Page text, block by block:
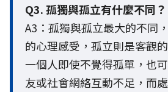
Q3. 孤獨與孤立有什麼不同？
A3：孤獨與孤立最大的不同
的心理感受，孤立則是客觀
一個人即使不覺得孤單，也
友或社會網絡互動不足，而